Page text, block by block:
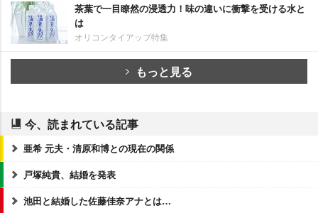
茶葉で一目瞭然の浸透力！味の違いに衝撃を受ける水と
は
オリコンタイアップ特集
もっと見る
今、読まれている記事
亜希 元夫・清原和博との現在の関係
戸塚純貴、結婚を発表
池田と結婚した佐藤佳奈アナとは…